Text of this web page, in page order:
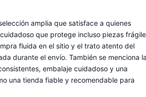
amplia que satisface a quienes
que protege incluso piezas
fluida en el sitio y el trato atento del
durante el envío. También se menciona la
embalaje cuidadoso y una
una tienda fiable y recomendable para